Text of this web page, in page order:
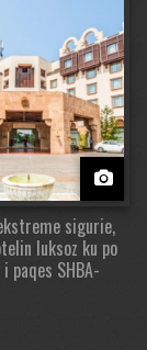
sigurie,
luksoz ku po
paqes SHBA-